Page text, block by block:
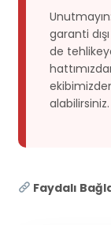
garanti
de
alabilirsiniz.
Faydalı